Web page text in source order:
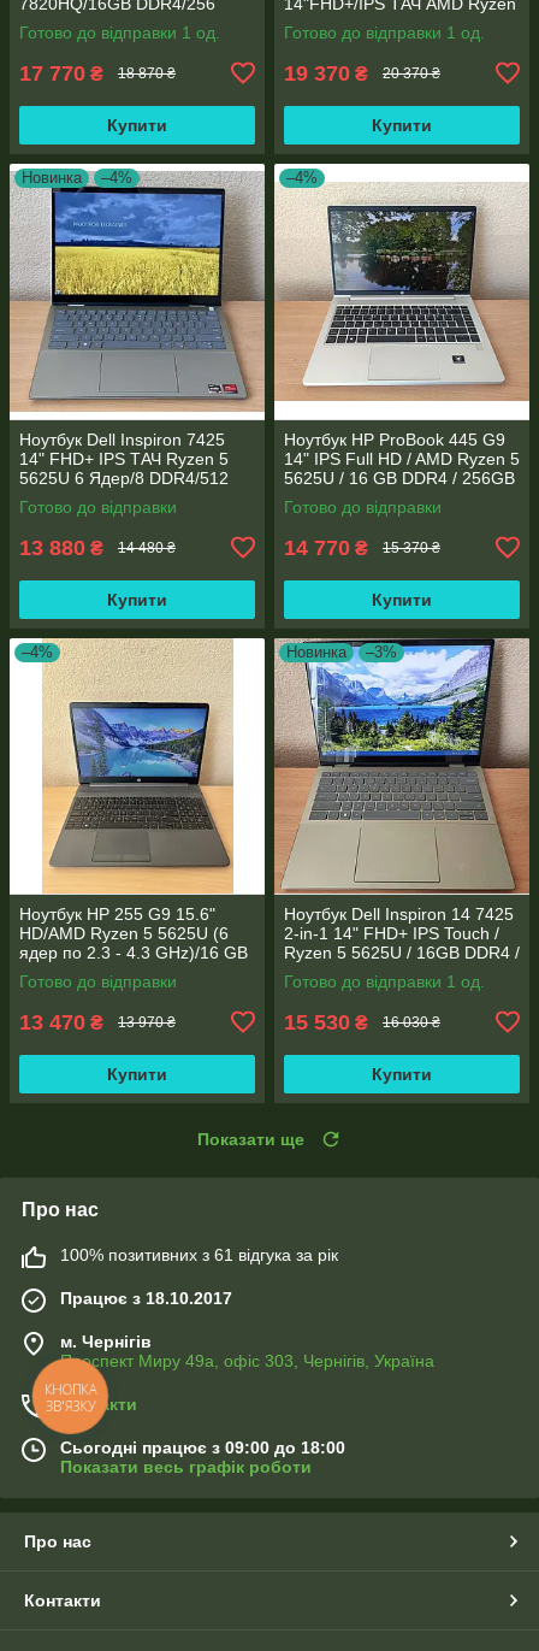
SSD/NVIDIA Quadro P4000
8GB
Готово до відправки 1 од.
17 770 ₴ 18 870 ₴
Купити
5 6600U 6 ядер/16 DDR5/512
SSD NVME/AMD Radeon
Готово до відправки 1 од.
19 370 ₴ 20 370 ₴
Купити
Новинка –4%
Ноутбук Dell Inspiron 7425
14" FHD+ IPS TАЧ Ryzen 5
5625U 6 Ядер/8 DDR4/512
SSD M.2/Radeon RX Vega
7/Type-C PD
Готово до відправки
13 880 ₴ 14 480 ₴
Купити
–4%
Ноутбук HP ProBook 445 G9
14" IPS Full HD / AMD Ryzen 5
5625U / 16 GB DDR4 / 256GB
SSD M.2 / AMD Radeon RX
Vega 7 / WebCam
Готово до відправки
14 770 ₴ 15 370 ₴
Купити
–4%
Ноутбук HP 255 G9 15.6"
HD/AMD Ryzen 5 5625U (6
ядер по 2.3 - 4.3 GHz)/16 GB
DDR4/256GB SSD M.2/AMD
Radeon Vega 7/Web
Готово до відправки
13 470 ₴ 13 970 ₴
Купити
Новинка –3%
Ноутбук Dell Inspiron 14 7425
2-in-1 14" FHD+ IPS Touch /
Ryzen 5 5625U / 16GB DDR4 /
512GB SSD / Radeon Vega 7 /
WebCam
Готово до відправки 1 од.
15 530 ₴ 16 030 ₴
Купити
Показати ще
Про нас
100% позитивних з 61 відгука за рік
Працює з 18.10.2017
м. Чернігів
Проспект Миру 49а, офіс 303, Чернігів, Україна
Контакти
Сьогодні працює з 09:00 до 18:00
Показати весь графік роботи
Про нас
Контакти
КНОПКА
ЗВ'ЯЗКУ